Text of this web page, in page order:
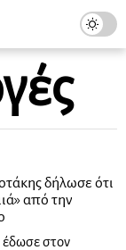
δήλωσε ότι
από την
έδωσε στον